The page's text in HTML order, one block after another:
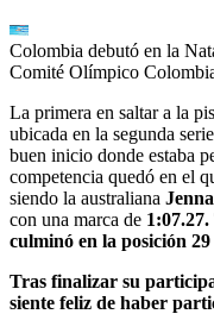
Colombia debutó en la
Comité Olímpico
La primera en saltar a la
ubicada en la segunda
buen inicio donde estaba
competencia quedó en el
siendo la australiana
con una marca de
culminó en la posición
Tras finalizar su
siente feliz de haber